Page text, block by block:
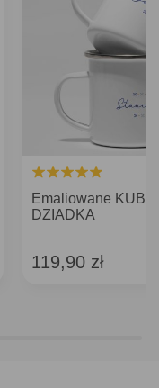
Emaliowane
DZIADKA
119,90 zł